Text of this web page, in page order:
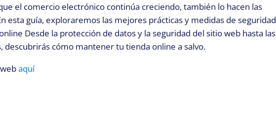
el comercio electrónico continúa creciendo, también lo hacen las
esta guía, exploraremos las mejores prácticas y medidas de seguridad
Desde la protección de datos y la seguridad del sitio web hasta las
cómo mantener tu tienda online a salvo.
aquí